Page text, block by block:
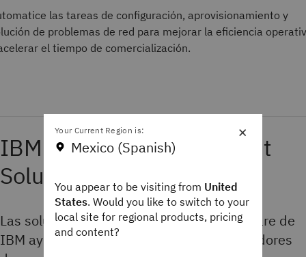
las tareas de configuración, aprovisionamiento y
de problemas de red para mejorar la eficiencia
el tiempo de comercialización.
IBM Network Management
Solutions
Las soluciones de gestión de red de software de
IBM ayudan a las empresas, CSP y proveedores
×
Your Current Region is:
Mexico (Spanish)
You appear to be visiting from United
States. Would you like to switch to your
local site for regional products, pricing
and content?